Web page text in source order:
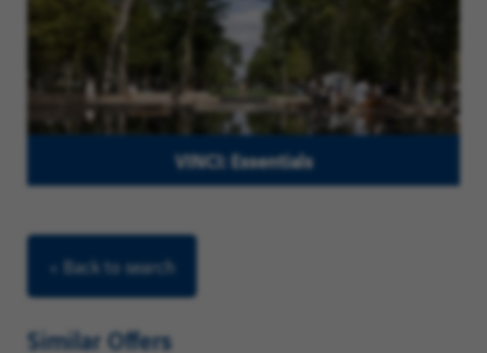
VINCI: Essentials
< Back to search
Similar Offers